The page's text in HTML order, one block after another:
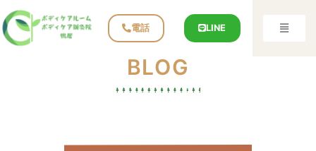
電話 LINE
BLOG